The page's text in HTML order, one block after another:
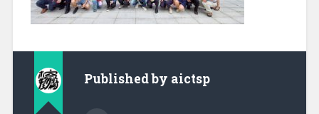
Published by aictsp